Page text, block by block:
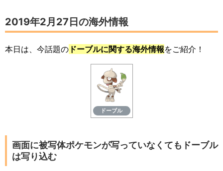
2019年2月27日の海外情報
本日は、今話題の ドーブルに関する海外情報をご紹介！
ドーブル
画面に被写体ポケモンが写っていなくてもドーブル
は写り込む